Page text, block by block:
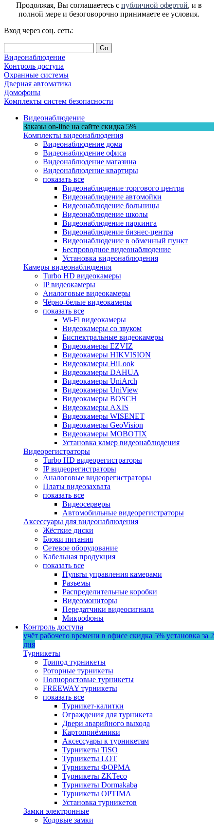
Продолжая, Вы соглашаетесь с публичной офертой, и в
полной мере и безоговорочно принимаете ее условия.
Вход через соц. сеть:
Go
Видеонаблюдение
Контроль доступа
Охранные системы
Дверная автоматика
Домофоны
Комплекты систем безопасности
Видеонаблюдение
Заказы on-line на сaйте скидка 5%
Комплекты видеонаблюдения
Видеонаблюдение дома
Видеонаблюдение офиса
Видеонаблюдение магазина
Видеонаблюдение квартиры
показать все
Видеонаблюдение торгового центра
Видеонаблюдение автомойки
Видеонаблюдение больницы
Видеонаблюдение школы
Видеонаблюдение паркинга
Видеонаблюдение бизнес-центра
Видеонаблюдение в обменный пункт
Беспроводное видеонаблюдение
Установка видеонаблюдения
Камеры видеонаблюдения
Turbo HD видеокамеры
IP видеокамеры
Аналоговые видеокамеры
Чёрно-белые видеокамеры
показать все
Wi-Fi видеокамеры
Видеокамеры со звуком
Биспектральные видеокамеры
Видеокамеры EZVIZ
Видеокамеры HIKVISION
Видеокамеры HiLook
Видеокамеры DAHUA
Видеокамеры UniArch
Видеокамеры UniView
Видеокамеры BOSCH
Видеокамеры AXIS
Видеокамеры WISENET
Видеокамеры GeoVision
Видеокамеры MOBOTIX
Установка камер видеонаблюдения
Видеорегистраторы
Turbo HD видеорегистраторы
IP видеорегистраторы
Аналоговые видеорегистраторы
Платы видеозахвата
показать все
Видеосерверы
Автомобильные видеорегистраторы
Аксессуары для видеонаблюдения
Жёсткие диски
Блоки питания
Сетевое оборудование
Кабельная продукция
показать все
Пульты управления камерами
Разъемы
Распределительные коробки
Видеомониторы
Передатчики видеосигнала
Микрофоны
Контроль доступа
учёт рабочего времени в офисе скидка 5% установка за 2
дня
Турникеты
Трипод турникеты
Роторные турникеты
Полноростовые турникеты
FREEWAY турникеты
показать все
Турникет-калитки
Ограждения для турникета
Двери аварийного выхода
Картоприёмники
Аксессуары к турникетам
Турникеты TiSO
Турникеты LOT
Турникеты ФОРМА
Турникеты ZKTeco
Турникеты Dormakaba
Турникеты OPTIMA
Установка турникетов
Замки электронные
Кодовые замки